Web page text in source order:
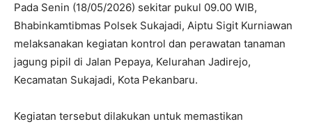
Pada Senin (18/05/2026) sekitar pukul 09.00 WIB,
Bhabinkamtibmas Polsek Sukajadi, Aiptu Sigit Kurniawan
melaksanakan kegiatan kontrol dan perawatan tanaman
jagung pipil di Jalan Pepaya, Kelurahan Jadirejo,
Kecamatan Sukajadi, Kota Pekanbaru.
Kegiatan tersebut dilakukan untuk memastikan